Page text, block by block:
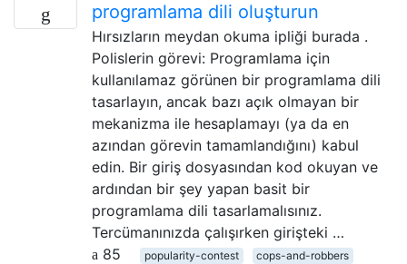
programlama dili oluşturun
Hırsızların meydan okuma ipliği burada .
Polislerin görevi: Programlama için
kullanılamaz görünen bir programlama dili
tasarlayın, ancak bazı açık olmayan bir
mekanizma ile hesaplamayı (ya da en
azından görevin tamamlandığını) kabul
edin. Bir giriş dosyasından kod okuyan ve
ardından bir şey yapan basit bir
programlama dili tasarlamalısınız.
Tercümanınızda çalışırken girişteki …
85
popularity-contest
cops-and-robbers